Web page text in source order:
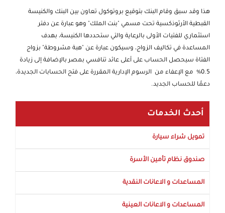
هذا وقد سبق وقام البنك بتوقيع بروتوكول تعاون بين البنك والكنيسة
القبطية الأرثوذكسية تحت مسمي "بنت الملك" وهو عبارة عن دفتر
استثماري للفتيات الأولى بالرعاية والتي ستحددها الكنيسة، بهدف
المساعدة في تكاليف الزواج، وسيكون عبارة عن "هبة مشروطة" بزواج
الفتاة سيحصل الحساب على أعلى عائد تنافسي بمصر بالإضافة إلى زيادة
0.5% مع الإعفاء من الرسوم الإدارية المقررة على فتح الحسابات الجديدة،
دعمًا للحساب الجديد.
أحدث الخدمات
تمويل شراء سيارة
صندوق نظام تأمين الأسرة
المساعدات و الاعانات النقدية
المساعدات و الاعانات العينية